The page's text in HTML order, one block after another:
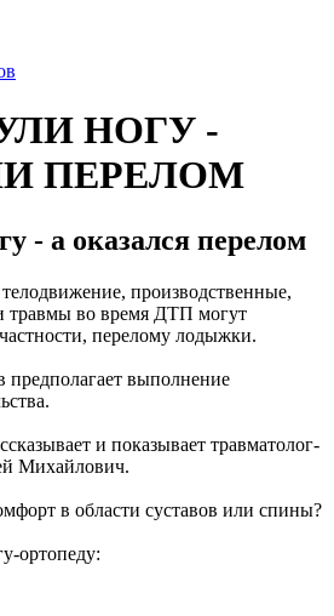
НОГУ -
ПЕРЕЛОМ
- а оказался перелом
производственные,
травмы во время ДТП могут
перелому лодыжки.
предполагает выполнение
и показывает травматолог-
Михайлович.
в области суставов или спины?
ортопеду: